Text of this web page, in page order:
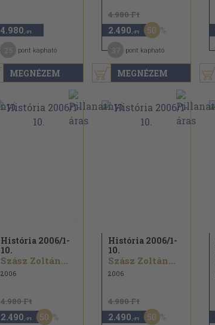
MEGNÉZEM
4.980 ,-Ft
pont kapható
MEGNÉZEM
4.980 Ft
2.490 ,-Ft 50
pont kapható
História 2006/1-
10.
Szász Zoltán...
2006
4.980 Ft
2.490 ,-Ft 50
História 2006/1-
10.
Szász Zoltán...
2006
4.980 Ft
2.490 ,-Ft 50